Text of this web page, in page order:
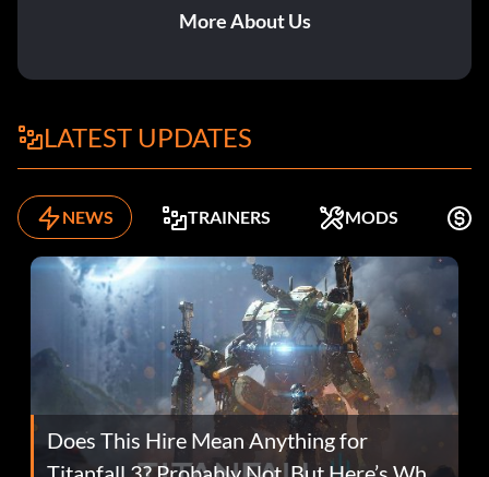
More About Us
LATEST UPDATES
NEWS TRAINERS MODS
Does This Hire Mean Anything for